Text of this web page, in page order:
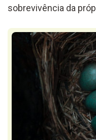
sobrevivência da